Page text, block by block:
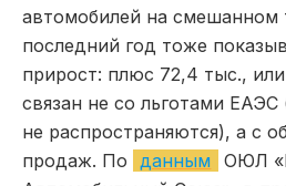
автомобилей на смешанном
последний год тоже
прирост: плюс 72,4 тыс.,
связан не со льготами
не распространяются), а с
продаж. По
данным ОЮЛ